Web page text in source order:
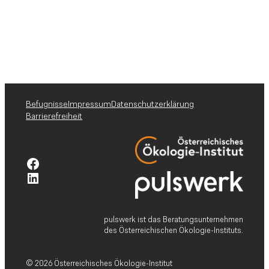
BefugnisseImpressumDatenschutzerklärung
Barrierefreiheit
Facebook-Profil pulswerk GmbH
Linkedin-Profil pulswerk GmbH
pulswerk ist das Beratungsunternehmen
des Österreichischen Ökologie-Instituts.
© 2026 Österreichisches Ökologie-Institut